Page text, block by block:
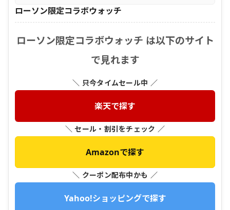
ローソン限定コラボウォッチ
ローソン限定コラボウォッチ は以下のサイト
で見れます
＼ 只今タイムセール中 ／
楽天で探す
＼ セール・割引をチェック ／
Amazonで探す
＼ クーポン配布中かも ／
Yahoo!ショッピングで探す